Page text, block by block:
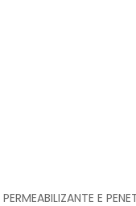
E